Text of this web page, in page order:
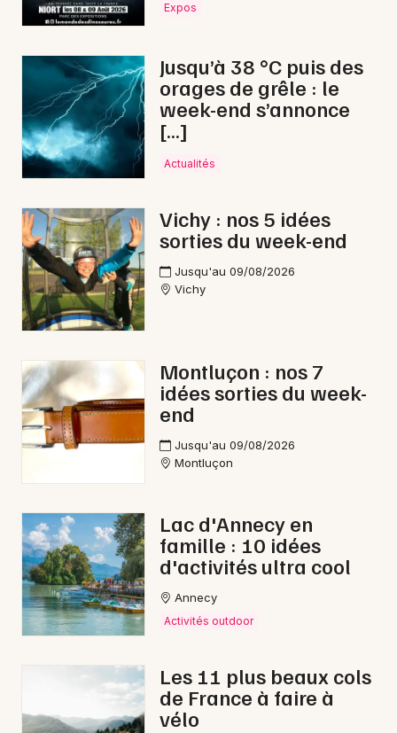
Expos
Sorties & loisirs
Concerts dans la Allier
Concerts en Auvergne
Concerts en Auvergne-Rhône-Alpes
Newsletter des sorties
Artistes en tournée
Actus à Moulins
Magazine à Moulins
03 - Allier
Choisir mes départements
Mon email
Expos
Jusqu’à 38 °C puis des
orages de grêle : le
week-end s’annonce
[…]
Actualités
Vichy : nos 5 idées
sorties du week-end
Jusqu'au 09/08/2026
Vichy
Montluçon : nos 7
idées sorties du week-
end
Jusqu'au 09/08/2026
Montluçon
Lac d'Annecy en
famille : 10 idées
d'activités ultra cool
Annecy
Activités outdoor
Les 11 plus beaux cols
de France à faire à
vélo